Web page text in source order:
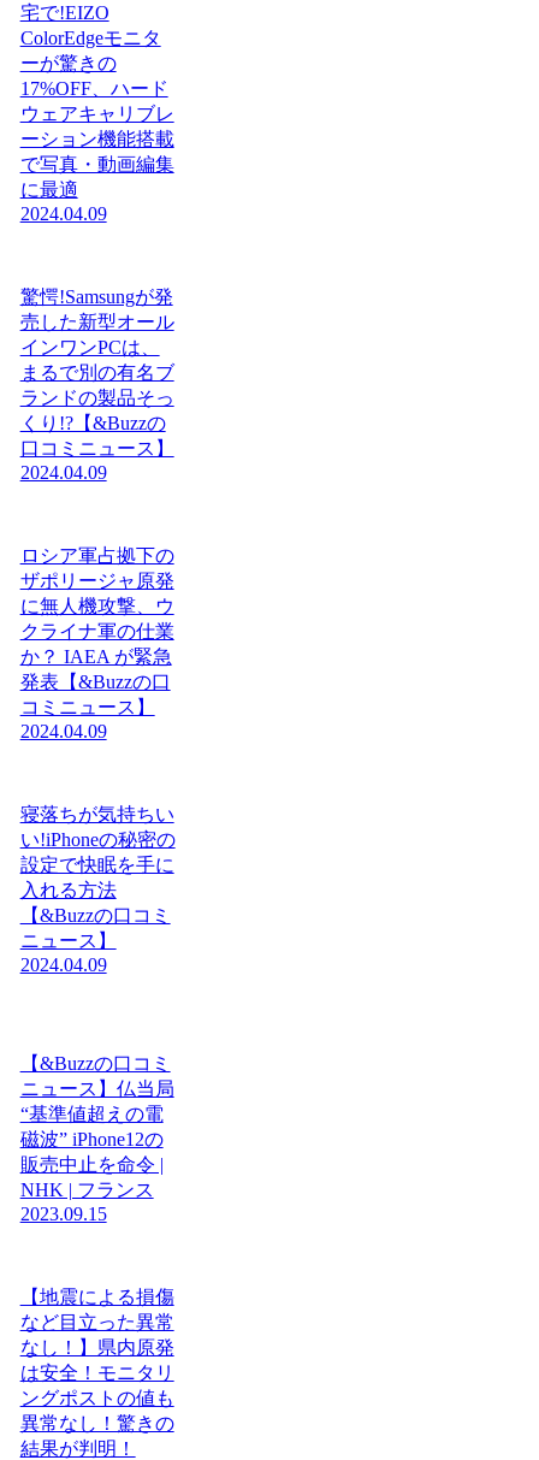
宅で!EIZO
ColorEdgeモニタ
ーが驚きの
17%OFF、ハード
ウェアキャリブレ
ーション機能搭載
で写真・動画編集
に最適
2024.04.09
驚愕!Samsungが発
売した新型オール
インワンPCは、
まるで別の有名ブ
ランドの製品そっ
くり!?【&Buzzの
口コミニュース】
2024.04.09
ロシア軍占拠下の
ザポリージャ原発
に無人機攻撃、ウ
クライナ軍の仕業
か？ IAEA が緊急
発表【&Buzzの口
コミニュース】
2024.04.09
寝落ちが気持ちい
い!iPhoneの秘密の
設定で快眠を手に
入れる方法
【&Buzzの口コミ
ニュース】
2024.04.09
【&Buzzの口コミ
ニュース】仏当局
“基準値超えの電
磁波” iPhone12の
販売中止を命令 |
NHK | フランス
2023.09.15
【地震による損傷
など目立った異常
なし！】県内原発
は安全！モニタリ
ングポストの値も
異常なし！驚きの
結果が判明！